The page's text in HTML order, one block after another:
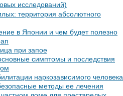
исследований)
территория абсолютного
в Японии и чем будет полезно
при запое
симптомы и последствия
наркозависимого человека
методы ее лечения